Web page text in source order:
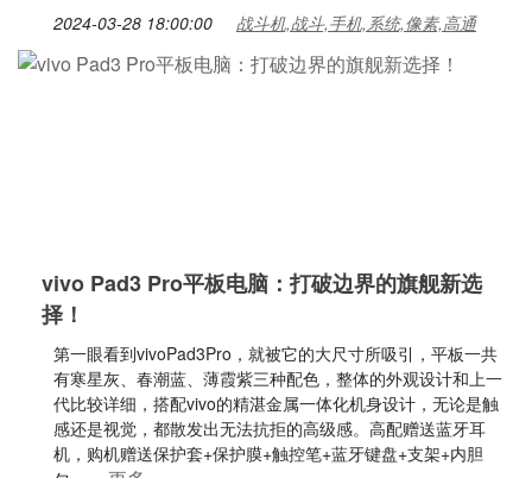
2024-03-28 18:00:00 战斗机,战斗,手机,系统,像素,高通
vivo Pad3 Pro平板电脑：打破边界的旗舰新选
择！
第一眼看到vivoPad3Pro，就被它的大尺寸所吸引，平板一共
有寒星灰、春潮蓝、薄霞紫三种配色，整体的外观设计和上一
代比较详细，搭配vivo的精湛金属一体化机身设计，无论是触
感还是视觉，都散发出无法抗拒的高级感。高配赠送蓝牙耳
机，购机赠送保护套+保护膜+触控笔+蓝牙键盘+支架+内胆